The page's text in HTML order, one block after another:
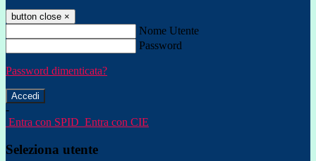
button close ×
Nome Utente
Password
Password dimenticata?
-
Entra con SPID Entra con CIE
Seleziona utente